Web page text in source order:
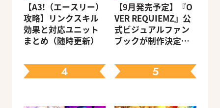
【A3!（エースリー）
攻略】リンクスキル
効果と対応ユニット
まとめ（随時更新）
【9月発売予定】『O
VER REQUIEMZ』公
式ビジュアルファン
ブックが制作決定！
る豪華グッズ付き限
定セットも同時発売
4 5